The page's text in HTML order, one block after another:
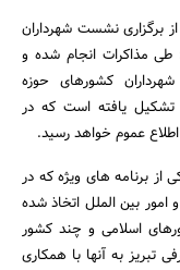
کمیته تبلیغات و امور بین الملل تبریز 2018 از برگزاری نشست شهرداران
طی مذاکرات انجام شده و
کشورهای حوزه
تشکیل یافته است که در
عموم خواهد رسید.
از برنامه های ویژه که در
امور بین الملل اتخاذ شده
اسلامی و چند کشور
تبریز به آنها با همکاری